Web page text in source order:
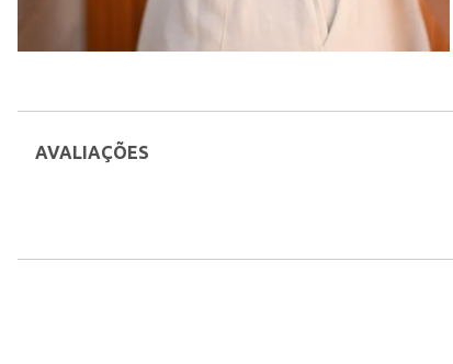
AVALIAÇÕES